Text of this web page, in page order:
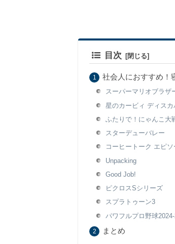
目次
社会人におすすめ！
スーパーマリオブラザ
星のカービィ ディスカ
ふたりで！にゃんこ大
スターデューバレー
コーヒートーク エピ
Unpacking
Good Job!
ピクロスSシリーズ
スプラトゥーン3
パワフルプロ野球
まとめ